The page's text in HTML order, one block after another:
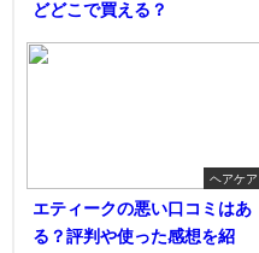
どどこで買える？
ヘアケア
エティークの悪い口コミはあ
る？評判や使った感想を紹